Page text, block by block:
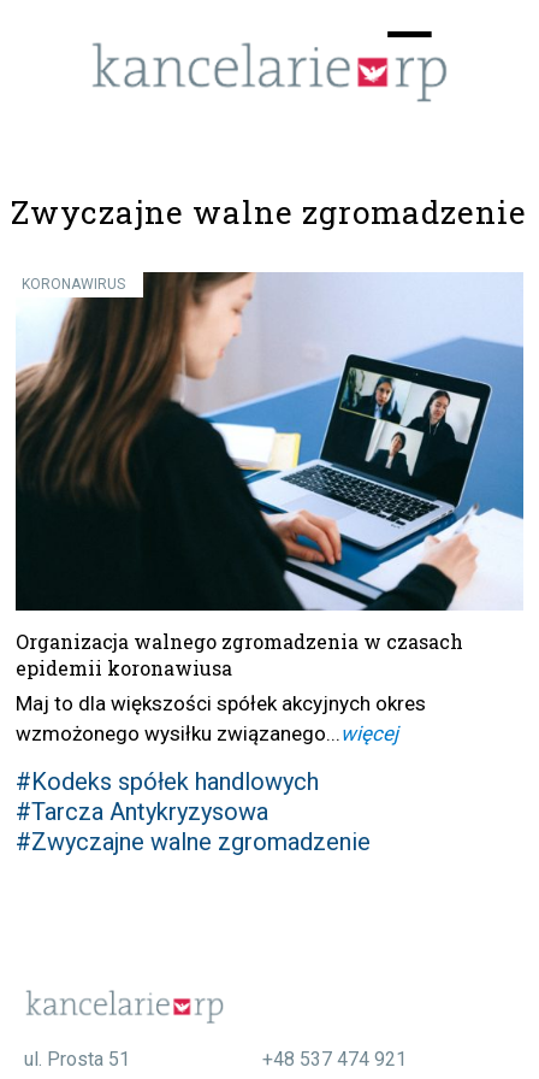
☰
Zwyczajne walne zgromadzenie
KORONAWIRUS
Organizacja walnego zgromadzenia w czasach
epidemii koronawiusa
Maj to dla większości spółek akcyjnych okres
wzmożonego wysiłku związanego...więcej
#Kodeks spółek handlowych
#Tarcza Antykryzysowa
#Zwyczajne walne zgromadzenie
ul. Prosta 51
+48 537 474 921